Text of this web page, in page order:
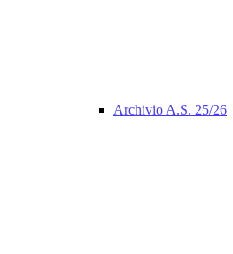
Archivio A.S. 25/26